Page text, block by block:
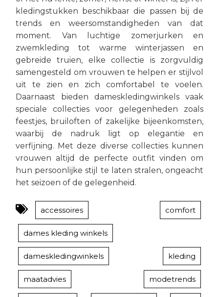
kledingstukken beschikbaar die passen bij de
trends en weersomstandigheden van dat
moment. Van luchtige zomerjurken en
zwemkleding tot warme winterjassen en
gebreide truien, elke collectie is zorgvuldig
samengesteld om vrouwen te helpen er stijlvol
uit te zien en zich comfortabel te voelen.
Daarnaast bieden dameskledingwinkels vaak
speciale collecties voor gelegenheden zoals
feestjes, bruiloften of zakelijke bijeenkomsten,
waarbij de nadruk ligt op elegantie en
verfijning. Met deze diverse collecties kunnen
vrouwen altijd de perfecte outfit vinden om
hun persoonlijke stijl te laten stralen, ongeacht
het seizoen of de gelegenheid.
accessoires comfort
dames kleding winkels
dameskledingwinkels kleding
maatadvies modetrends